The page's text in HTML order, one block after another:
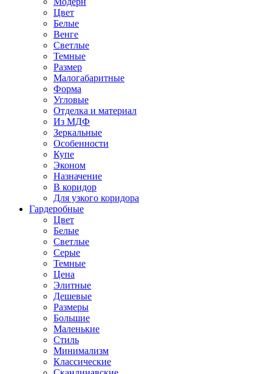
Цвет
Белые
Венге
Светлые
Темные
Размер
Малогабаритные
Форма
Угловые
Отделка и материал
Из МДФ
Зеркальные
Особенности
Купе
Эконом
Назначение
В коридор
Для узкого коридора
Гардеробные
Цвет
Белые
Светлые
Серые
Темные
Цена
Элитные
Дешевые
Размеры
Большие
Маленькие
Стиль
Минимализм
Классические